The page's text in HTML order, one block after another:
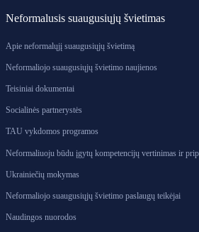
Neformalusis suaugusiųjų švietimas
Apie neformalųjį suaugusiųjų švietimą
Neformaliojo suaugusiųjų švietimo naujienos
Teisiniai dokumentai
Socialinės partnerystės
TAU vykdomos programos
Neformaliuoju būdu įgytų kompetencijų vertinimas ir
Ukrainiečių mokymas
Neformaliojo suaugusiųjų švietimo paslaugų teikėjai
Naudingos nuorodos